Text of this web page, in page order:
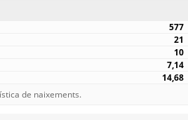
577
21
10
7,14
14,68
de naixements.